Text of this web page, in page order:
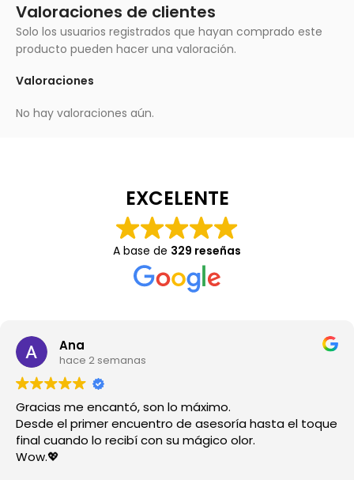
Valoraciones de clientes
Valoraciones
No hay valoraciones aún.
Solo los usuarios registrados que hayan comprado este
producto pueden hacer una valoración.
EXCELENTE
A base de 329 reseñas
Ana
hace 2 semanas
Gracias me encantó, son lo máximo.
Desde el primer encuentro de asesoría hasta el toque
final cuando lo recibí con su mágico olor.
Wow.💖